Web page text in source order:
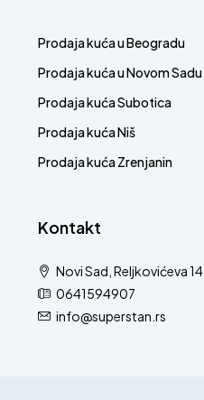
Prodaja kuća u Beogradu
Prodaja kuća u Novom Sadu
Prodaja kuća Subotica
Prodaja kuća Niš
Prodaja kuća Zrenjanin
Kontakt
Novi Sad, Reljkovićeva 14
0641594907
info@superstan.rs